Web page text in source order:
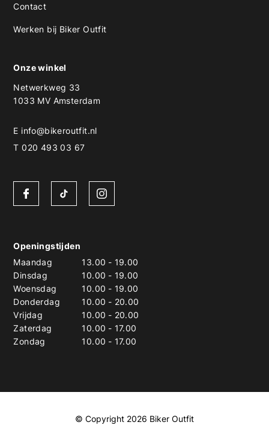
Contact
Werken bij Biker Outfit
Onze winkel
Netwerkweg 33
1033 MV Amsterdam
E info@bikeroutfit.nl
T 020 493 03 67
Openingstijden
Maandag
13.00 - 19.00
Dinsdag
10.00 - 19.00
Woensdag
10.00 - 19.00
Donderdag
10.00 - 20.00
Vrijdag
10.00 - 20.00
Zaterdag
10.00 - 17.00
Zondag
10.00 - 17.00
© Copyright 2026 Biker Outfit